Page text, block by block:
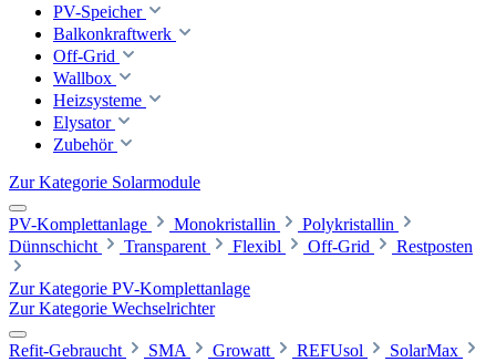
PV-Speicher
Balkonkraftwerk
Off-Grid
Wallbox
Heizsysteme
Elysator
Zubehör
Zur Kategorie Solarmodule
PV-Komplettanlage Monokristallin
Polykristallin
Dünnschicht
Transparent Flexibl Off-Grid Restposten
Zur Kategorie PV-Komplettanlage
Zur Kategorie Wechselrichter
Refit-Gebraucht SMA Growatt REFUsol
SolarMax